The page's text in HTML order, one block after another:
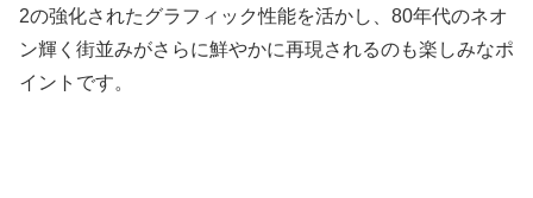
2の強化されたグラフィック性能を活かし、80年代のネオ
ン輝く街並みがさらに鮮やかに再現されるのも楽しみなポ
イントです。